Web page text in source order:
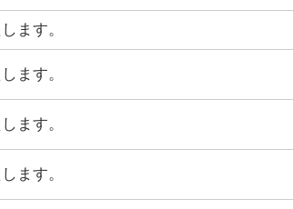
ます。
ます。
ます。
ます。